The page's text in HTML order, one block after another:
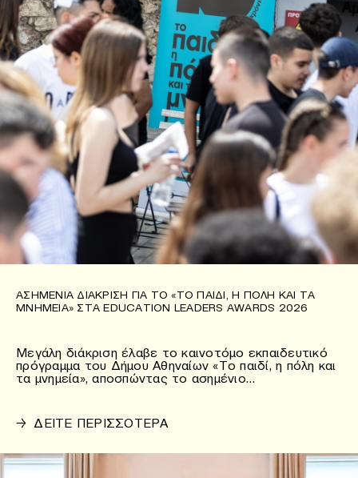
ΑΣΗΜΈΝΙΑ ΔΙΆΚΡΙΣΗ ΓΙΑ ΤΟ «ΤΟ ΠΑΙΔΊ, Η ΠΌΛΗ ΚΑΙ ΤΑ
ΜΝΗΜΕΊΑ» ΣΤΑ EDUCATION LEADERS AWARDS 2026
Μεγάλη διάκριση έλαβε το καινοτόμο εκπαιδευτικό
πρόγραμμα του Δήμου Αθηναίων «Το παιδί, η πόλη και
τα μνημεία», αποσπώντας το ασημένιο…
→ ΔΕΙΤΕ ΠΕΡΙΣΣΟΤΕΡΑ